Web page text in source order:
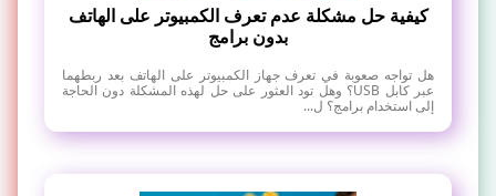
كيفية حل مشكلة عدم تعرف الكمبيوتر على الهاتف
بدون برامج
هل تواجه صعوبة في تعرف جهاز الكمبيوتر على الهاتف بعد ربطهما
عبر كابل USB؟ وهل تود العثور على حل لهذه المشكلة دون الحاجة
إلى استخدام برامج؟ ل...